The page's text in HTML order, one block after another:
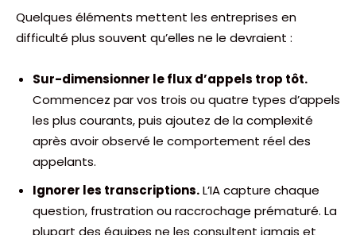
Quelques éléments mettent les entreprises en
difficulté plus souvent qu’elles ne le devraient :
Sur-dimensionner le flux d’appels trop tôt.
Commencez par vos trois ou quatre types d’appels
les plus courants, puis ajoutez de la complexité
après avoir observé le comportement réel des
appelants.
Ignorer les transcriptions.L’IA capture chaque
question, frustration ou raccrochage prématuré. La
plupart des équipes ne les consultent jamais et